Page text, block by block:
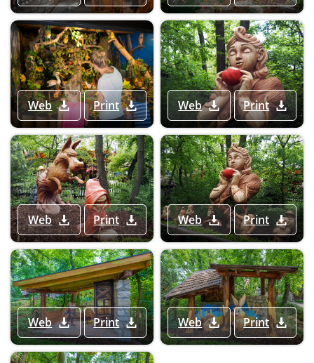
Web Print Web Print
Web Print Web Print
Web Print Web Print